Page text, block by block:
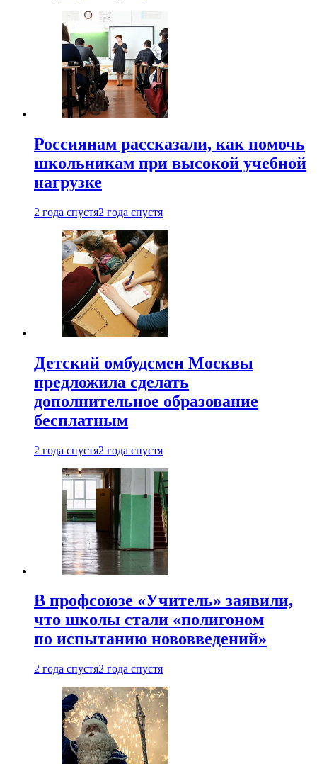
Россиянам рассказали, как помочь
школьникам при высокой учебной
нагрузке
2 года спустя2 года спустя
Детский омбудсмен Москвы
предложила сделать
дополнительное образование
бесплатным
2 года спустя2 года спустя
В профсоюзе «Учитель» заявили,
что школы стали «полигоном
по испытанию нововведений»
2 года спустя2 года спустя